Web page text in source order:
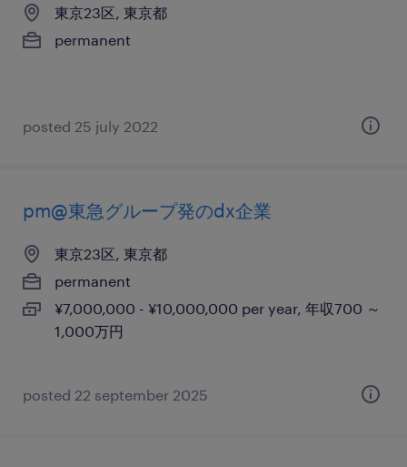
東京23区, 東京都
permanent
posted 25 july 2022
pm@東急グループ発のdx企業
東京23区, 東京都
permanent
¥7,000,000 - ¥10,000,000 per year, 年収700 ～
1,000万円
posted 22 september 2025